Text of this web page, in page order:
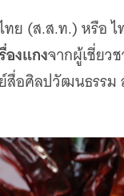
ทย (ส.ส.ท.) หรื
องแกงจากผู้เชี่ยว
อศิลปวัฒนธรร